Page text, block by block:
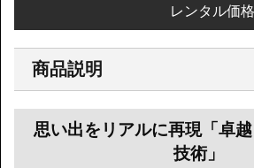
レンタル価
商品説明
思い出をリアルに再現「卓
技術」